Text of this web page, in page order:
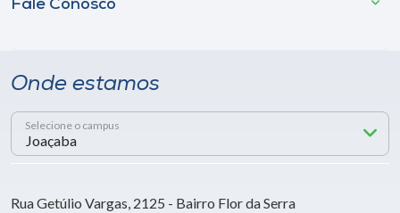
Fale Conosco
Onde estamos
Selecione o campus
Rua Getúlio Vargas, 2125 - Bairro Flor da Serra